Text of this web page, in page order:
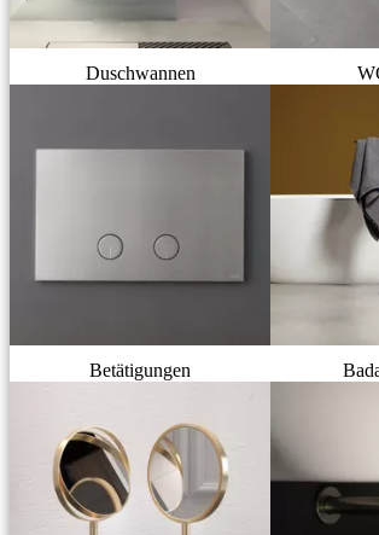
Duschwannen
Betätigungen